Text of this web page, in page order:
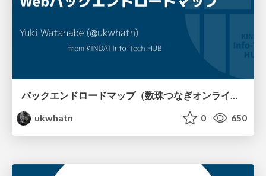
バックエンドロードマップ（数珠つなぎオンライン勉強会 #02)
ukwhatn
0 650